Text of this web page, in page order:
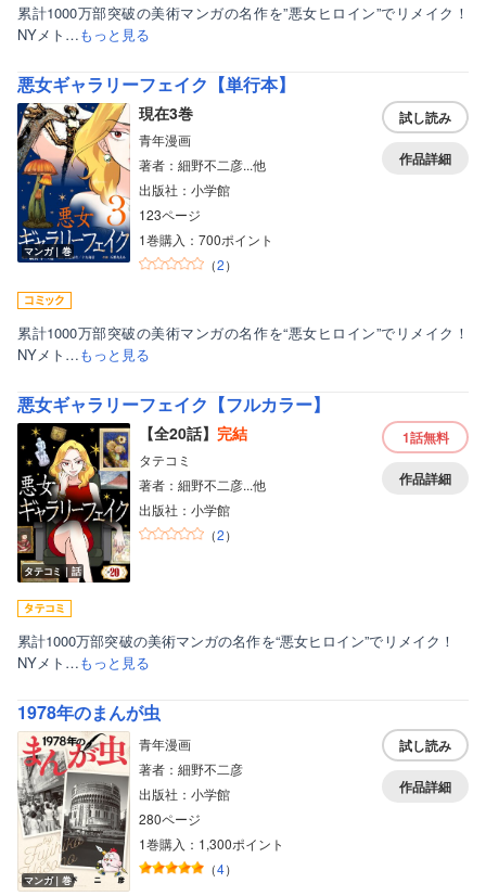
累計1000万部突破の美術マンガの名作を”悪女ヒロイン”でリメイク！
NYメト…もっと見る
悪女ギャラリーフェイク【単行本】
マンガ｜巻
現在3巻
青年漫画
著者：細野不二彦...他
出版社：小学館
123ページ
1巻購入：700ポイント
（2）
試し読み
作品詳細
累計1000万部突破の美術マンガの名作を“悪女ヒロイン”でリメイク！
NYメト…もっと見る
悪女ギャラリーフェイク【フルカラー】
タテコミ｜話
【全20話】 完結
タテコミ
著者：細野不二彦...他
出版社：小学館
（2）
1話無料
作品詳細
累計1000万部突破の美術マンガの名作を“悪女ヒロイン”でリメイク！
NYメト…もっと見る
1978年のまんが虫
マンガ｜巻
青年漫画
著者：細野不二彦
出版社：小学館
280ページ
1巻購入：1,300ポイント
（4）
試し読み
作品詳細
ボーイズラブ